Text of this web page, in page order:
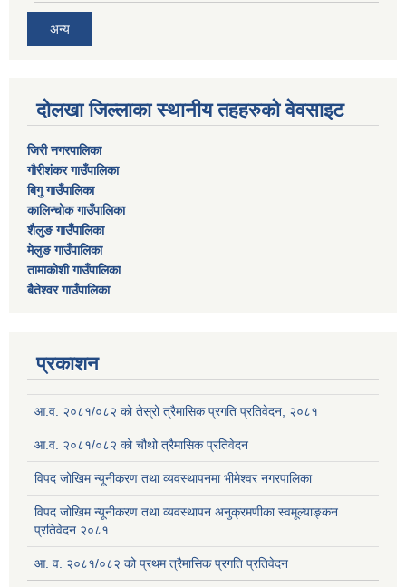
अन्य
दोलखा जिल्लाका स्थानीय तहहरुको वेवसाइट
जिरी नगरपालिका
गौरीशंकर गाउँपालिका
बिगु गाउँपालिका
कालिन्चोक गाउँपालिका
शैलुङ गाउँपालिका
मेलुङ गाउँपालिका
तामाकोशी गाउँपालिका
बैतेश्वर गाउँपालिका
प्रकाशन
आ.व. २०८१/०८२ को तेस्रो त्रैमासिक प्रगति प्रतिवेदन, २०८१
आ.व. २०८१/०८२ को चौथो त्रैमासिक प्रतिवेदन
विपद जोखिम न्यूनीकरण तथा व्यवस्थापनमा भीमेश्वर नगरपालिका
विपद जोखिम न्यूनीकरण तथा व्यवस्थापन अनुक्रमणीका स्वमूल्याङ्कन
प्रतिवेदन २०८१
आ. व. २०८१/०८२ को प्रथम त्रैमासिक प्रगति प्रतिवेदन